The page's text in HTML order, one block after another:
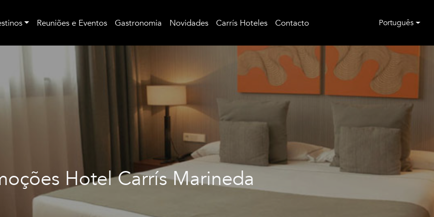
Reuniões e Eventos Gastronomia Novidades Carrís Hoteles Contacto Português
Hotel Carrís Marineda